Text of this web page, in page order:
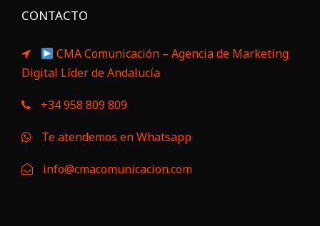
CONTACTO
CMA Comunicación – Agencia de Marketing
Digital Líder de Andalucía
+34 958 809 809
Te atendemos en Whatsapp
info@cmacomunicacion.com